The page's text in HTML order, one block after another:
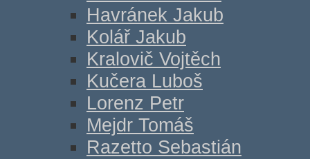
Havránek Jakub
Kolář Jakub
Kralovič Vojtěch
Kučera Luboš
Lorenz Petr
Mejdr Tomáš
Razetto Sebastián